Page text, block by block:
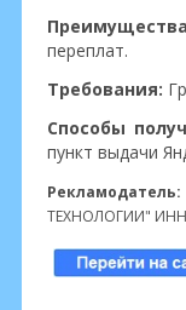
переплат.
Требования:
Способы
пункт выдачи
Рекламодатель:
ТЕХНОЛОГИИ"